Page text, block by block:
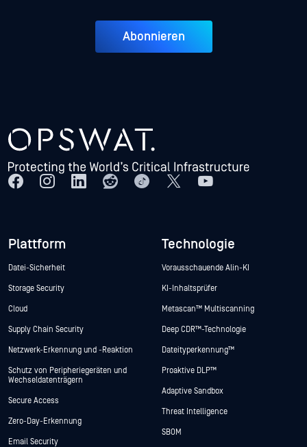
Abonnieren
Plattform
Datei-Sicherheit
Storage Security
Cloud
Supply Chain Security
Netzwerk-Erkennung und -Reaktion
Schutz von Peripheriegeräten und
Wechseldatenträgern
Secure Access
Zero-Day-Erkennung
Email Security
Technologie
Vorausschauende Alin-KI
KI-Inhaltsprüfer
Metascan™ Multiscanning
Deep CDR™-Technologie
Dateityperkennung™
Proaktive DLP™
Adaptive Sandbox
Threat Intelligence
SBOM